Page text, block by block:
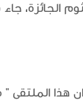
الجائزة، جاء
الملتقى "